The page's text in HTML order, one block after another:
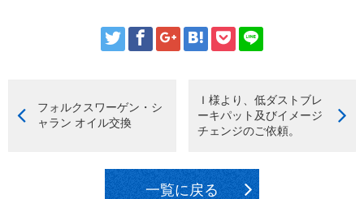
フォルクスワーゲン・シ
ャラン オイル交換
Ｉ様より、低ダストブレ
ーキパット及びイメージ
チェンジのご依頼。
一覧に戻る